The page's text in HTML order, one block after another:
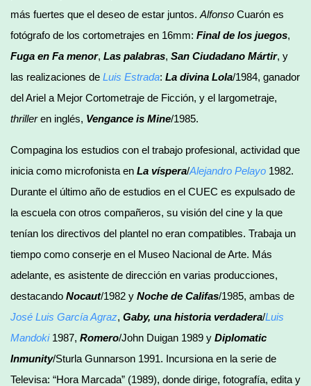
más fuertes que el deseo de estar juntos. Alfonso Cuarón es
fotógrafo de los cortometrajes en 16mm: Final de los juegos,
Fuga en Fa menor, Las palabras, San Ciudadano Mártir, y
las realizaciones de Luis Estrada: La divina Lola/1984, ganador
del Ariel a Mejor Cortometraje de Ficción, y el largometraje,
thrilleren inglés, Vengance is Mine/1985.
Compagina los estudios con el trabajo profesional, actividad que
inicia como microfonista en La víspera/Alejandro Pelayo 1982.
Durante el último año de estudios en el CUEC es expulsado de
la escuela con otros compañeros, su visión del cine y la que
tenían los directivos del plantel no eran compatibles. Trabaja un
tiempo como conserje en el Museo Nacional de Arte. Más
adelante, es asistente de dirección en varias producciones,
destacando Nocaut/1982 y Noche de Califas/1985, ambas de
José Luis García Agraz, Gaby, una historia verdadera/Luis
Mandoki1987, Romero/John Duigan 1989 y Diplomatic
Inmunity/Sturla Gunnarson 1991. Incursiona en la serie de
Televisa: “Hora Marcada” (1989), donde dirige, fotografía, edita y